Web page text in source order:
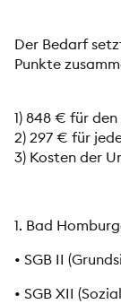
Der Bedarf
Punkte
1) 848 € für
2) 297 € für
3) Kosten der
1. Bad
• SGB II
• SGB XII